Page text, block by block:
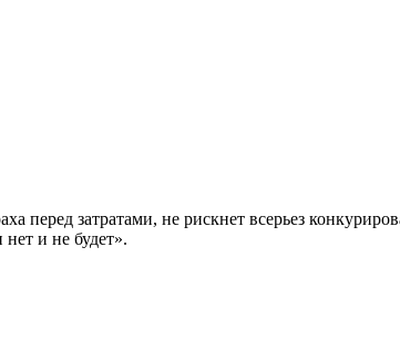
перед затратами, не рискнет всерьез
и не будет».